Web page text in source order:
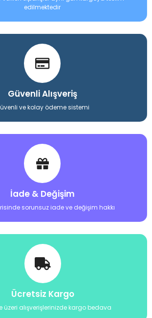
edilmektedir
Güvenli Alışveriş
ve kolay ödeme sistemi
İade & Değişim
sorunsuz iade ve değişim hakkı
Ücretsiz Kargo
üzeri alışverişlerinizde kargo bedava